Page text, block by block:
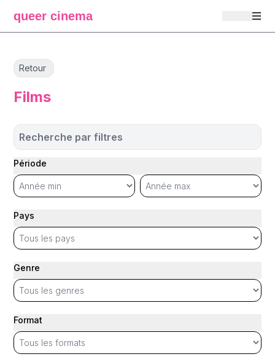
queer cinema
Retour
Films
Recherche par filtres
Période
Pays
Genre
Format